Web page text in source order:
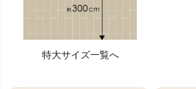
特大サイズ一覧へ